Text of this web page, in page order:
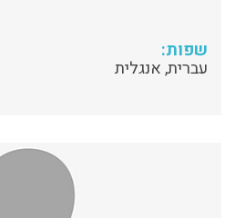
שפות:
עברית, אנגלית